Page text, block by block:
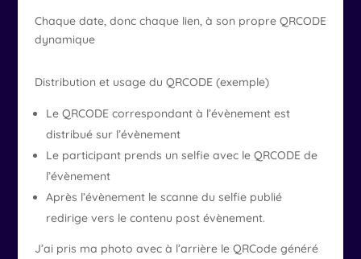
Chaque date, donc chaque lien, à son propre QRCODE
dynamique
Distribution et usage du QRCODE (exemple)
Le QRCODE correspondant à l’évènement est
distribué sur l’évènement
Le participant prends un selfie avec le QRCODE de
l’évènement
Après l’évènement le scanne du selfie publié
redirige vers le contenu post évènement.
J’ai pris ma photo avec à l’arrière le QRCode généré